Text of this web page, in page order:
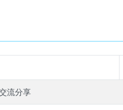
年大使交流分享